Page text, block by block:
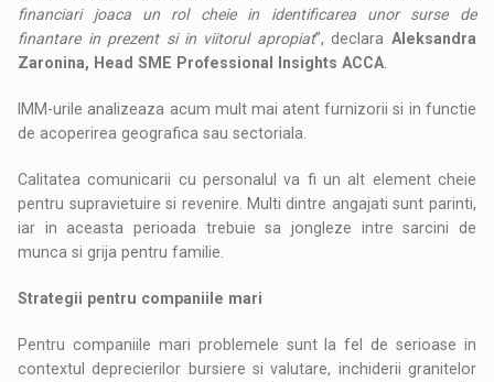
financiari joaca un rol cheie in identificarea unor surse de
finantare in prezent si in viitorul apropiat”, declara Aleksandra
Zaronina, Head SME Professional Insights ACCA
IMM-urile analizeaza acum mult mai atent furnizorii si in functie
de acoperirea geografica sau sectoriala.
Calitatea comunicarii cu personalul va fi un alt element cheie
pentru supravietuire si revenire. Multi dintre angajati sunt parinti,
iar in aceasta perioada trebuie sa jongleze intre sarcini de
munca si grija pentru familie.
Strategii pentru companiile mari
Pentru companiile mari problemele sunt la fel de serioase in
contextul deprecierilor bursiere si valutare, inchiderii granitelor